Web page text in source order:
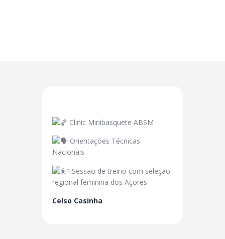
Clinic Minibasquete ABSM
Orientações Técnicas
Nacionais
Sessão de treino com seleção
regional feminina dos Açores
Celso Casinha